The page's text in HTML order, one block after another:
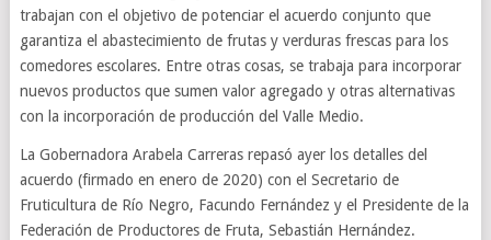
trabajan con el objetivo de potenciar el acuerdo conjunto que
garantiza el abastecimiento de frutas y verduras frescas para los
comedores escolares. Entre otras cosas, se trabaja para incorporar
nuevos productos que sumen valor agregado y otras alternativas
con la incorporación de producción del Valle Medio.
La Gobernadora Arabela Carreras repasó ayer los detalles del
acuerdo (firmado en enero de 2020) con el Secretario de
Fruticultura de Río Negro, Facundo Fernández y el Presidente de la
Federación de Productores de Fruta, Sebastián Hernández.